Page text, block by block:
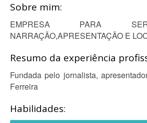
Sobre mim:
EMPRESA PARA
NARRAÇÃO,APRESENTAÇÃO E
Resumo da experiência
Fundada pelo jornalista,
Ferreira
Habilidades: